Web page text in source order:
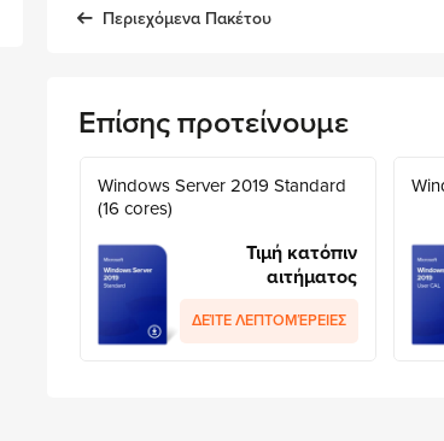
Περιεχόμενα Πακέτου
Επίσης προτείνουμε
Windows Server 2019 Standard
(16 cores)
Τιμή κατόπιν
αιτήματος
ΔΕΊΤΕ ΛΕΠΤΟΜΈΡΕΙΕΣ